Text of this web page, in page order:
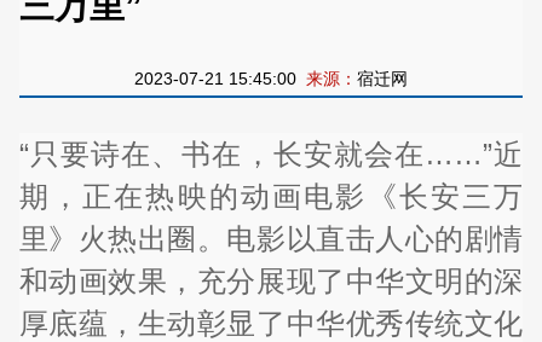
2023-07-21 15:45:00 来源： 宿迁网
“只要诗在、书在，长安就会在……”近
期，正在热映的动画电影《长安三万
里》火热出圈。电影以直击人心的剧情
和动画效果，充分展现了中华文明的深
厚底蕴，生动彰显了中华优秀传统文化